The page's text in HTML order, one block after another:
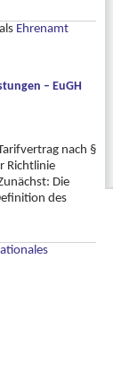
Ehrenamt
– EuGH
nach §
Richtlinie
Die
des